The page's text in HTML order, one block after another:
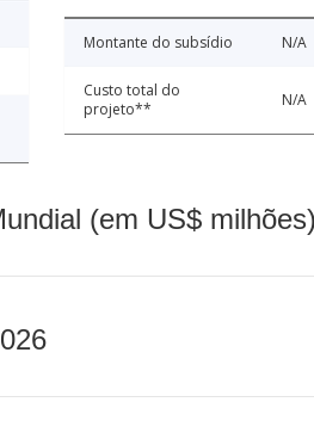
Montante do subsídio N/A
Custo total do
projeto**
N/A
(em US$